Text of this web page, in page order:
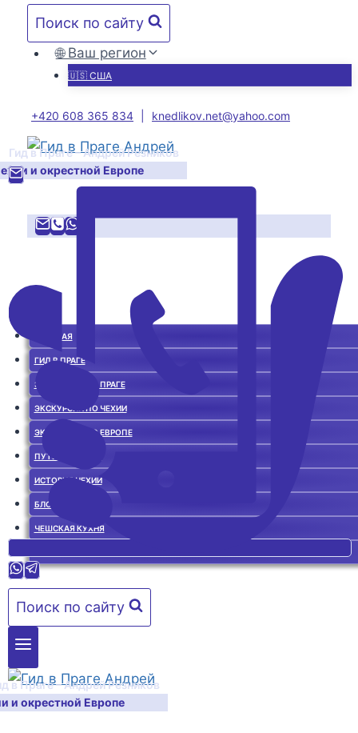
Перейти
содержимому
Поиск по сайту
🌐 Ваш регион
🇺🇸 США
+420 608 365 834 knedlikov.net@yahoo.com
Гид в Праге – Андрей Резников
и окрестной Европе
ГЛАВНАЯ
ГИД В ПРАГЕ
ЭКСКУРСИИ ПО ПРАГЕ
ЭКСКУРСИИ ПО ЧЕХИИ
ЭКСКУРСИИ ПО ЕВРОПЕ
ПУТЕВОДИТЕЛЬ
ИСТОРИЯ ЧЕХИИ
БЛОГ О ЧЕХИИ
ЧЕШСКАЯ КУХНЯ
Поиск по сайту
в Праге – Андрей Резников
и окрестной Европе